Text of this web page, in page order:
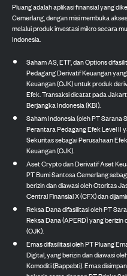
Pluang adalah aplikasi finansial yang
Cemerlang, dengan misi membuka
melalui produk investasi mikro secara
Indonesia.
Saham AS, ETF, dan Options
Pedagang Derivatif Keuangan
Keuangan (OJK) untuk produk
Efek. Transaksi dicatat pada
Berjangka Indonesia (KBI).
Saham Indonesia (oleh PT Sarana
Perantara Pedagang Efek Level II
Sekuritas sebagai Perusahaan
Keuangan (OJK).
Aset Crypto dan Derivatif Aset
PT Bumi Santosa Cemerlang
berizin dan diawasi oleh Otoritas
Central Finansial X (CFX) dan
Reksa Dana difasilitasi oleh PT
Reksa Dana (APERD) yang
(OJK).
Emas difasilitasi oleh PT Pluang
Digital, yang berizin dan diawasi
Komoditi (Bappebti). Emas